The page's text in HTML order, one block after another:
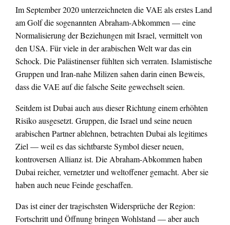
Im September 2020 unterzeichneten die VAE als erstes Land
am Golf die sogenannten Abraham-Abkommen — eine
Normalisierung der Beziehungen mit Israel, vermittelt von
den USA. Für viele in der arabischen Welt war das ein
Schock. Die Palästinenser fühlten sich verraten. Islamistische
Gruppen und Iran-nahe Milizen sahen darin einen Beweis,
dass die VAE auf die falsche Seite gewechselt seien.
Seitdem ist Dubai auch aus dieser Richtung einem erhöhten
Risiko ausgesetzt. Gruppen, die Israel und seine neuen
arabischen Partner ablehnen, betrachten Dubai als legitimes
Ziel — weil es das sichtbarste Symbol dieser neuen,
kontroversen Allianz ist. Die Abraham-Abkommen haben
Dubai reicher, vernetzter und weltoffener gemacht. Aber sie
haben auch neue Feinde geschaffen.
Das ist einer der tragischsten Widersprüche der Region:
Fortschritt und Öffnung bringen Wohlstand — aber auch